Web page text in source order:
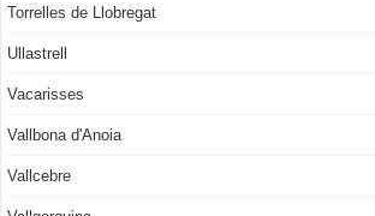
Torrelles de Llobregat
Ullastrell
Vacarisses
Vallbona d'Anoia
Vallcebre